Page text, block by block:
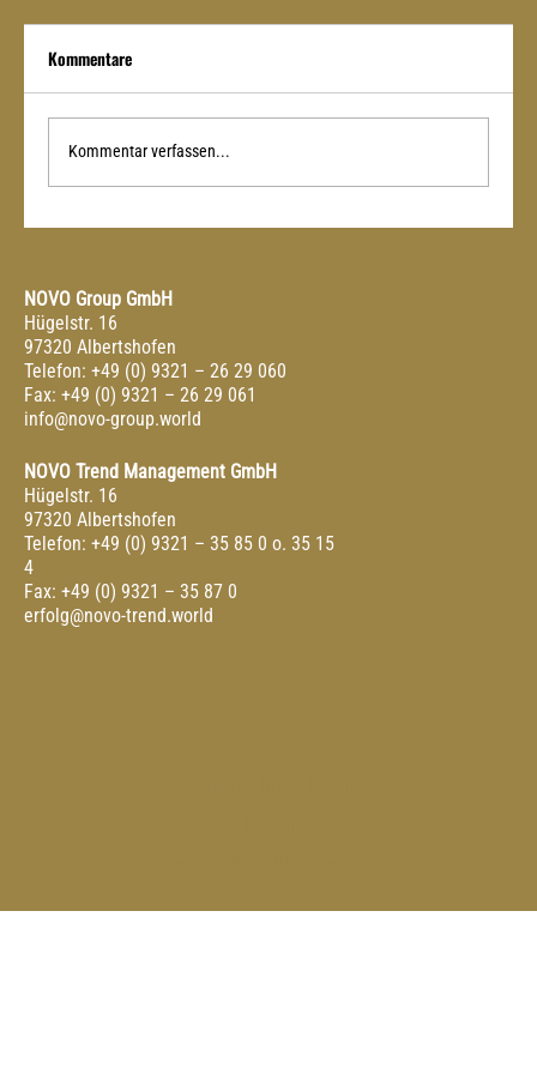
TRADITION TRIFFT DESIGN
Kommentare
Kommentar verfassen...
NOVO Group GmbH
Hügelstr. 16
97320 Albertshofen
Telefon: +49 (0) 9321 – 26 29 060
Fax: +49 (0) 9321 – 26 29 061
info@novo-group.world
NOVO Trend Management GmbH
Hügelstr. 16
97320 Albertshofen
Telefon: +49 (0) 9321 – 35 85 0 o. 35 15
4
Fax: +49 (0) 9321 – 35 87 0
erfolg@novo-trend.world